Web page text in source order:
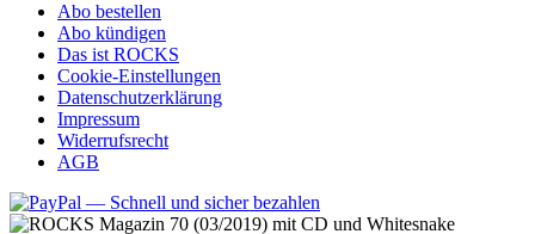
Abo bestellen
Abo kündigen
Das ist ROCKS
Cookie-Einstellungen
Datenschutzerklärung
Impressum
Widerrufsrecht
AGB